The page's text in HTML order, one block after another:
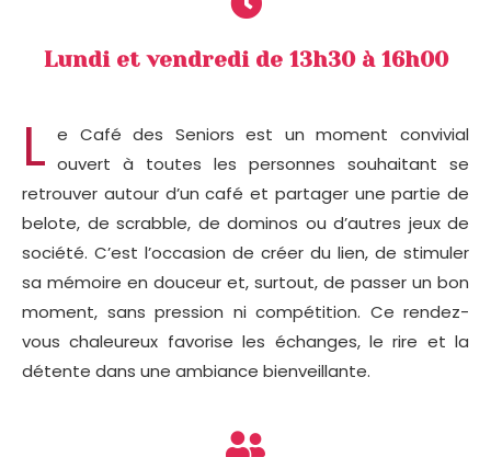
Lundi et vendredi de 13h30 à 16h00
L e Café des Seniors est un moment convivial
ouvert à toutes les personnes souhaitant se
retrouver autour d’un café et partager une partie de
belote, de scrabble, de dominos ou d’autres jeux de
société. C’est l’occasion de créer du lien, de stimuler
sa mémoire en douceur et, surtout, de passer un bon
moment, sans pression ni compétition. Ce rendez-
vous chaleureux favorise les échanges, le rire et la
détente dans une ambiance bienveillante.